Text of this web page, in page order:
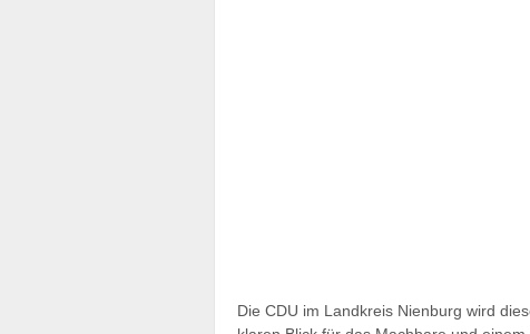
Die CDU im Landkreis Nienburg wird